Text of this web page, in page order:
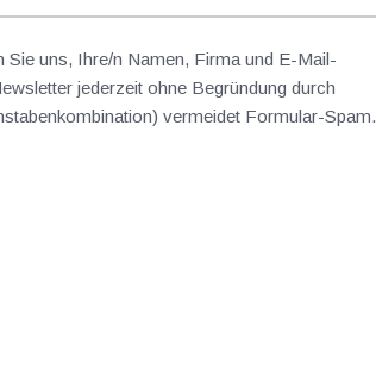
Sie uns, Ihre/n Namen, Firma und E-Mail-
jederzeit ohne Begründung durch
vermeidet Formular-Spam.